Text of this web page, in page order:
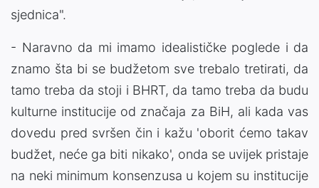
sjednica".
- Naravno da mi imamo idealističke poglede i da
znamo šta bi se budžetom sve trebalo tretirati, da
tamo treba da stoji i BHRT, da tamo treba da budu
kulturne institucije od značaja za BiH, ali kada vas
dovedu pred svršen čin i kažu 'oborit ćemo takav
budžet, neće ga biti nikako', onda se uvijek pristaje
na neki minimum konsenzusa u kojem su institucije